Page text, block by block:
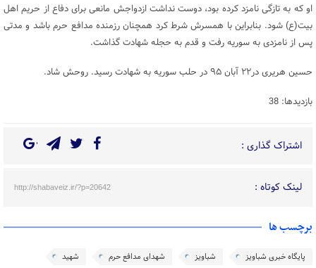
او که به تازگی نامزد کرده بود، دوست نداشت ازدواجش مانعی برای دفاع از حریم اهل
بیت(ع) شود. بنابراین با همسرش شرط کرد همچنان رزمنده مدافع حرم باشد و مدتی
پس از نامزدی به سوریه رفت و قدم به حجله شهادت گذاشت.
حسین هریری در۲۲ آبان ۹۵ در حلب سوریه به شهادت رسید. روحش شاد.
بازدیدها: 38
اشتراک گذاری :
لینک کوتاه : http://shabaveiz.ir/?p=20642
برچسب ها
پایگاه خبری شباویز شباویز شهدای مدافع حرم
شهید